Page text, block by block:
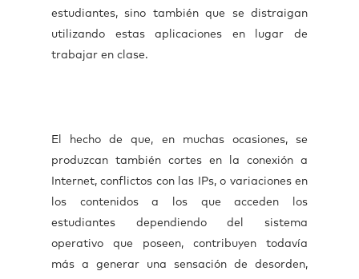
estudiantes, sino también que se distraigan
utilizando estas aplicaciones en lugar de
trabajar en clase.
El hecho de que, en muchas ocasiones, se
produzcan también cortes en la conexión a
Internet, conflictos con las IPs, o variaciones en
los contenidos a los que acceden los
estudiantes dependiendo del sistema
operativo que poseen, contribuyen todavía
más a generar una sensación de desorden,